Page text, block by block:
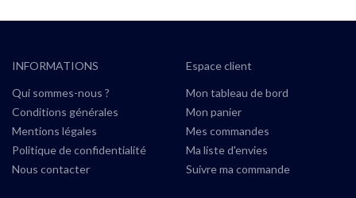
INFORMATIONS
Qui sommes-nous ?
Conditions générales
Mentions légales
Politique de confidentialité
Nous contacter
Espace client
Mon tableau de bord
Mon panier
Mes commandes
Ma liste d'envies
Suivre ma commande